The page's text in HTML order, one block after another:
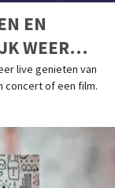
EN
WEER
live genieten van
concert of een film.